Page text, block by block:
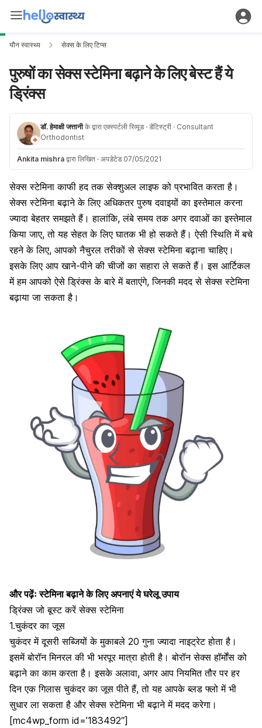
यौन स्वास्थ्य सेक्स के लिए टिप्स
पुरुषों का सेक्स स्टेमिना बढ़ाने के लिए बेस्ट हैं ये
ड्रिंक्स
डॉ. हेमाक्षी जत्तानीके द्वारा एक्स्पर्टली रिव्यूड · डेंटिस्ट्री · Consultant
Orthodontist
Ankita mishra द्वारा लिखित · अपडेटेड 07/05/2021
सेक्स स्टेमिना काफी हद तक सेक्शुअल लाइफ को प्रभावित करता है।
सेक्स स्टेमिना बढ़ाने के लिए अधिकतर पुरुष दवाइयों का इस्तेमाल करना
ज्यादा बेहतर समझते हैं। हालांकि, लंबे समय तक अगर दवाओं का इस्तेमाल
किया जाए, तो यह सेहत के लिए घातक भी हो सकते हैं। ऐसी स्थिति में बचे
रहने के लिए, आपको नैचुरल तरीकों से सेक्स स्टेमिना बढ़ाना चाहिए।
इसके लिए आप खाने-पीने की चीजों का सहारा ले सकते हैं। इस आर्टिकल
में हम आपको ऐसे ड्रिंक्स के बारे में बताएंगे, जिनकी मदद से सेक्स स्टेमिना
बढ़ाया जा सकता है।
और पढ़ेंःस्टेमिना बढ़ाने के लिए अपनाएं ये घरेलू उपाय
ड्रिंक्स जो बूस्ट करें सेक्स स्टेमिना
1.चुकंदर का जूस
चुकंदरमें दूसरी सब्जियों के मुकाबले 20 गुना ज्यादा नाइट्रेट होता है।
इसमें बोरॉन मिनरल की भी भरपूर मात्रा होती है। बोरॉनसेक्स हॉर्मोंस को
बढ़ाने का काम करता है। इसके अलावा, अगर आप नियमित तौर पर हर
दिन एक गिलास चुकंदर का जूस पीते हैं, तो यह आपके ब्लड फ्लो में भी
सुधार ला सकता है और सेक्स स्टेमिना भी बढ़ाने में मदद करेगा।
[mc4wp_form id=’183492″]